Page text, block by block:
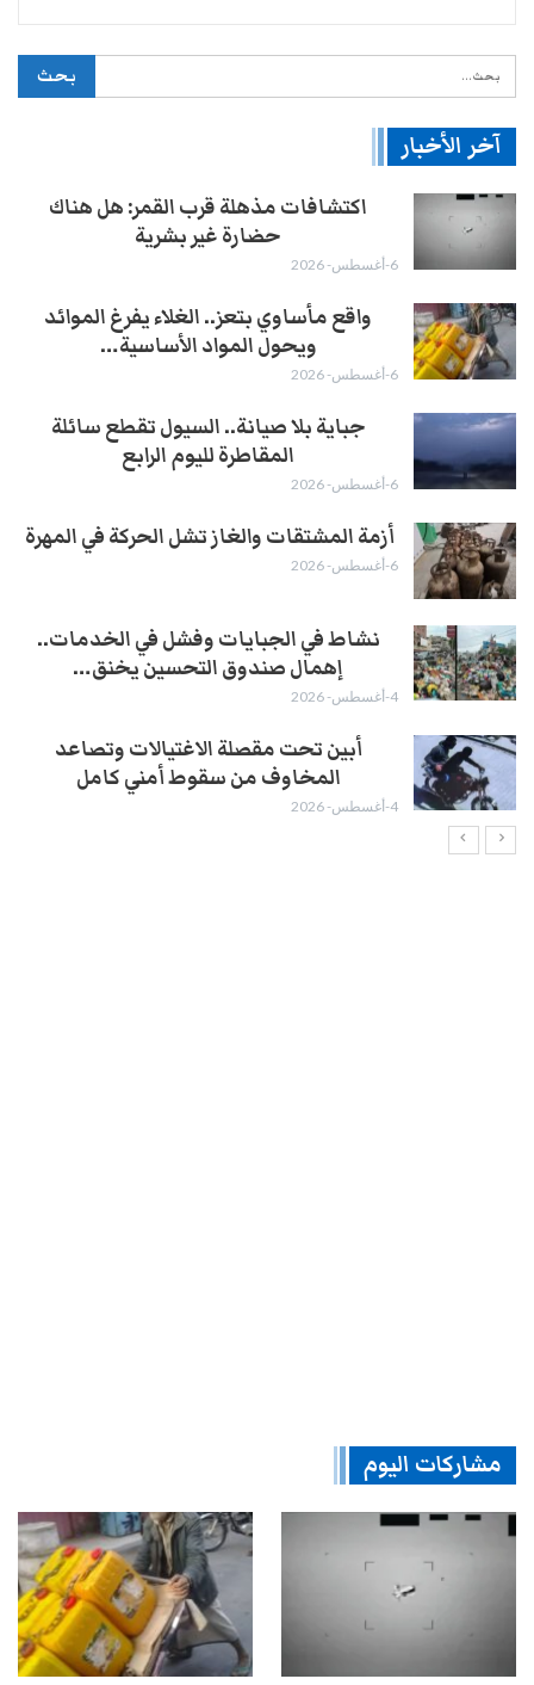
آخر الأخبار
اكتشافات مذهلة قرب القمر: هل هناك
حضارة غير بشرية
6-أغسطس- 2026
واقع مأساوي بتعز.. الغلاء يفرغ الموائد
ويحول المواد الأساسية…
6-أغسطس- 2026
جباية بلا صيانة.. السيول تقطع سائلة
المقاطرة لليوم الرابع
6-أغسطس- 2026
أزمة المشتقات والغاز تشل الحركة في المهرة ​
6-أغسطس- 2026
نشاط في الجبايات وفشل في الخدمات..
إهمال صندوق التحسين يخنق…
4-أغسطس- 2026
أبين تحت مقصلة الاغتيالات وتصاعد
المخاوف من سقوط أمني كامل
4-أغسطس- 2026
مشاركات اليوم